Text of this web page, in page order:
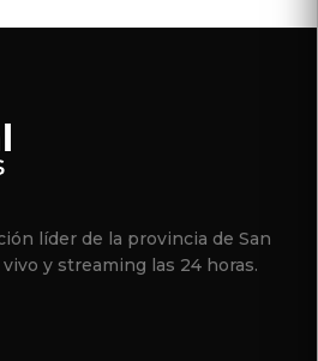
líder de la provincia de San
y streaming las 24 horas.